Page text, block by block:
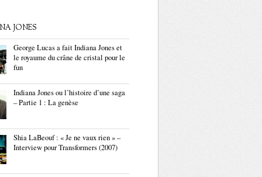
JONES
George Lucas a fait Indiana Jones et
le royaume du crâne de cristal pour le
fun
Indiana Jones ou l’histoire d’une saga
– Partie 1 : La genèse
Shia LaBeouf : « Je ne vaux rien » –
Interview pour Transformers (2007)